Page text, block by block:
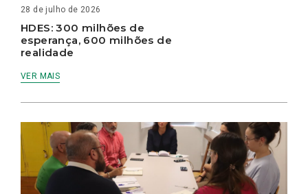
28 de julho de 2026
HDES: 300 milhões de
esperança, 600 milhões de
realidade
VER MAIS